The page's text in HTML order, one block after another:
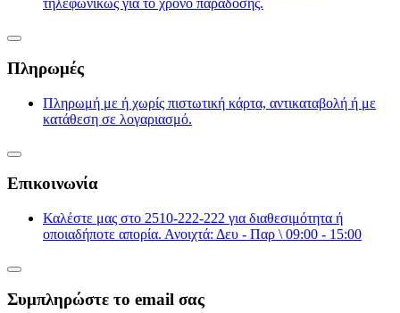
τηλεφωνικώς για το χρόνο παράδοσης.
Πληρωμές
Πληρωμή με ή χωρίς πιστωτική κάρτα, αντικαταβολή ή με
κατάθεση σε λογαριασμό.
Επικοινωνία
Καλέστε μας στο 2510-222-222 για διαθεσιμότητα ή
οποιαδήποτε απορία. Ανοιχτά: Δευ - Παρ \ 09:00 - 15:00
Συμπληρώστε το email σας